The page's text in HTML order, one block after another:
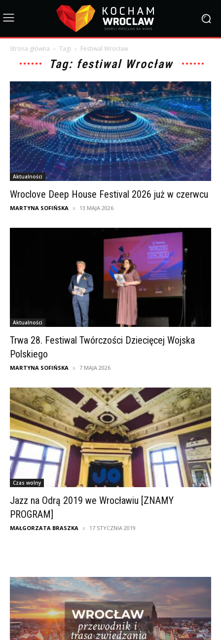
Strona główna Tagi Festiwal Wrocław
Tag: festiwal Wrocław
Aktualności
Wroclove Deep House Festival 2026 już w czerwcu
MARTYNA SOFIŃSKA 13 MAJA 2026
Aktualności
Trwa 28. Festiwal Twórczości Dziecięcej Wojska
Polskiego
MARTYNA SOFIŃSKA 7 MAJA 2026
Czas wolny
Jazz na Odrą 2019 we Wrocławiu [ZNAMY
PROGRAM]
MAŁGORZATA BRASZKA 17 STYCZNIA 2019